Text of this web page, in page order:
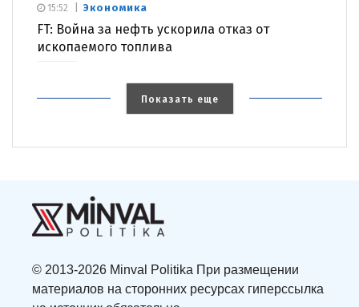
Экономика
FT: Война за нефть ускорила отказ от
ископаемого топлива
15:52
Показать еще
© 2013-2026 Minval Politika При размещении
материалов на сторонних ресурсах гиперссылка